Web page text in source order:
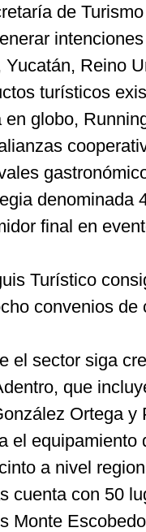
de
Reino
turísticos
globo,
final en
Turístico
convenios
el sector siga
que
Ortega y
el
a nivel
cuenta con 50
Monte